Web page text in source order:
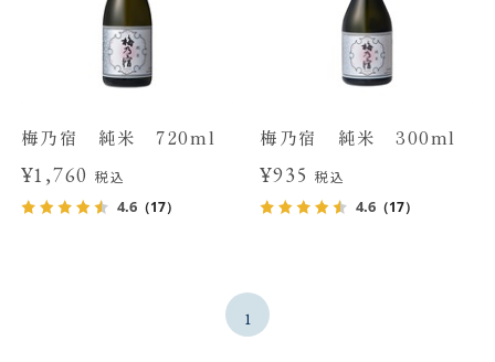
梅乃宿 純米 720ml
¥1,760税込
4.6（17）
梅乃宿 純米 300ml
¥935税込
4.6 （17）
1